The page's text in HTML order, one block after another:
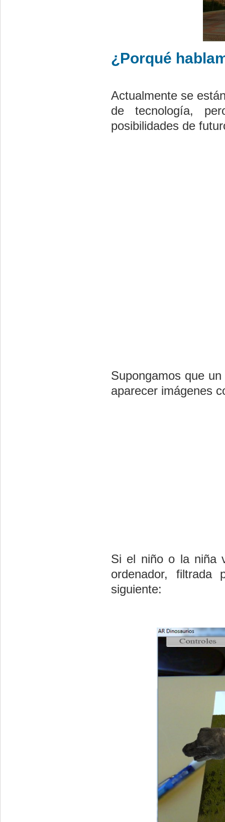
¿Porqué
Actualmente se
de tecnología,
posibilidades de
Supongamos que
aparecer imágenes
Si el niño o la niña
ordenador,
siguiente: